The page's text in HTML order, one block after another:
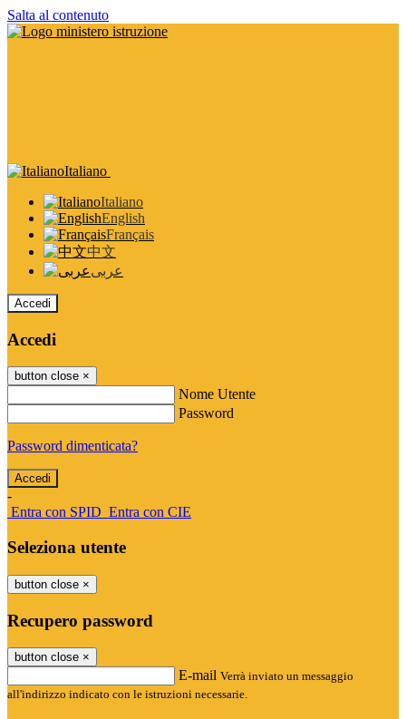
Salta al contenuto
Italiano
Italiano
English
Français
中文
عربى
Accedi
Accedi
button close ×
Nome Utente
Password
Password dimenticata?
-
Entra con SPID Entra con CIE
Seleziona utente
button close ×
Recupero password
button close ×
E-mail Verrà inviato un messaggio
all'indirizzo indicato con le istruzioni necessarie.